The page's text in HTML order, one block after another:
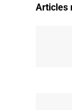
Articles